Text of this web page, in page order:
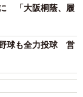
アジアプロ野
から返信があ
りに再会する
「大阪桐蔭、履
球も全力投球 営